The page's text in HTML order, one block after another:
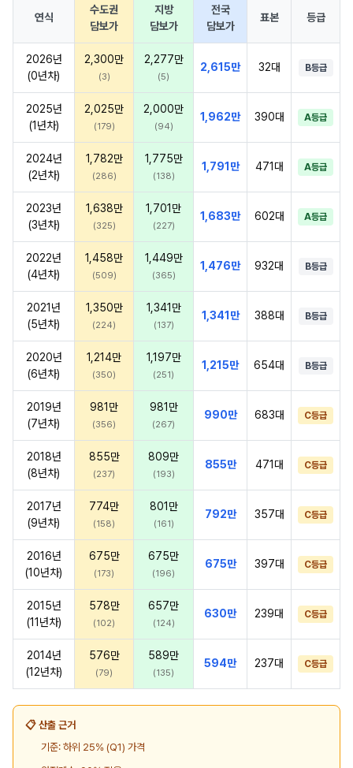
연식
수도권
담보가
지방
담보가
전국
담보가
표본 등급
2026년
(0년차)
2,300만
(3)
2,277만
(5)
2,615만 32대 B등급
2025년
(1년차)
2,025만
(179)
2,000만
(94)
1,962만 390대 A등급
2024년
(2년차)
1,782만
(286)
1,775만
(138)
1,791만 471대 A등급
2023년
(3년차)
1,638만
(325)
1,701만
(227)
1,683만 602대 A등급
2022년
(4년차)
1,458만
(509)
1,449만
(365)
1,476만 932대 B등급
2021년
(5년차)
1,350만
(224)
1,341만
(137)
1,341만 388대 B등급
2020년
(6년차)
1,214만
(350)
1,197만
(251)
1,215만 654대 B등급
2019년
(7년차)
981만
(356)
981만
(267)
990만 683대 C등급
2018년
(8년차)
855만
(237)
809만
(193)
855만 471대 C등급
2017년
(9년차)
774만
(158)
801만
(161)
792만 357대 C등급
2016년
(10년차)
675만
(173)
675만
(196)
675만 397대 C등급
2015년
(11년차)
578만
(102)
657만
(124)
630만 239대 C등급
2014년
(12년차)
576만
(79)
589만
(135)
594만 237대 C등급
📋 산출 근거
기준: 하위 25% (Q1) 가격